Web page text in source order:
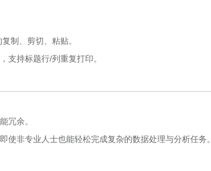
制、剪切、粘贴。
支持标题行/列重复打印。
冗余。
非专业人士也能轻松完成复杂的数据处理与分析任务。